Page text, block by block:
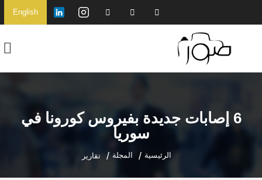
English
6 إصابات جديدة بفيروس كورونا في
سوريا
الرئيسية المجلة تقارير